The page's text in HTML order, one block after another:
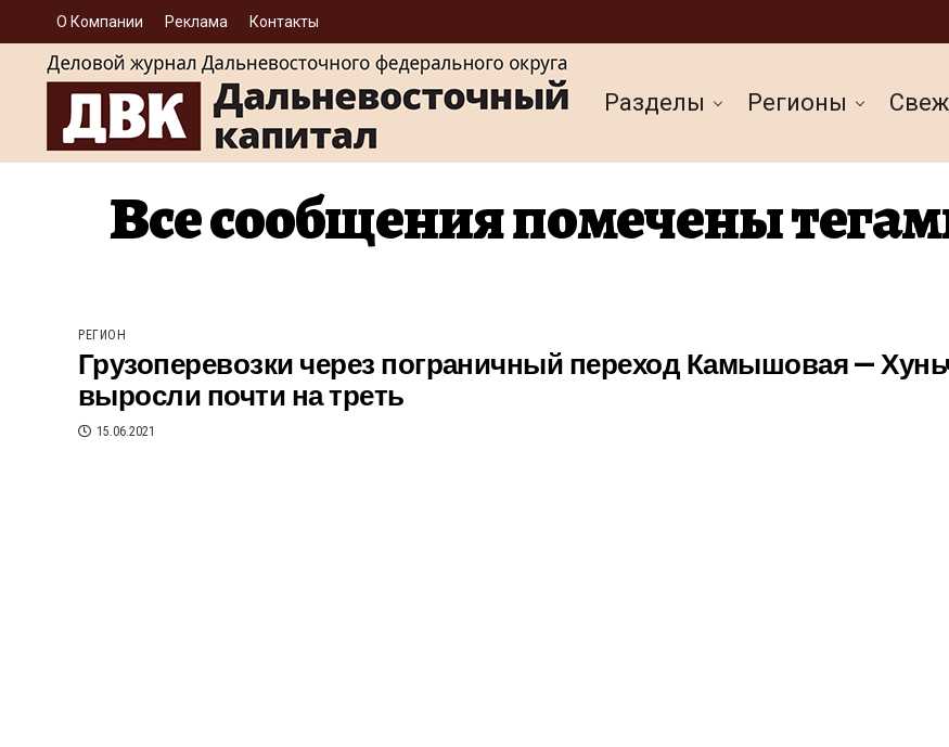
О Компании Реклама Контакты
Разделы Регионы
Все сообщения помечены
РЕГИОН
Грузоперевозки через пограничный переход Камышовая —
выросли почти на треть
15.06.2021